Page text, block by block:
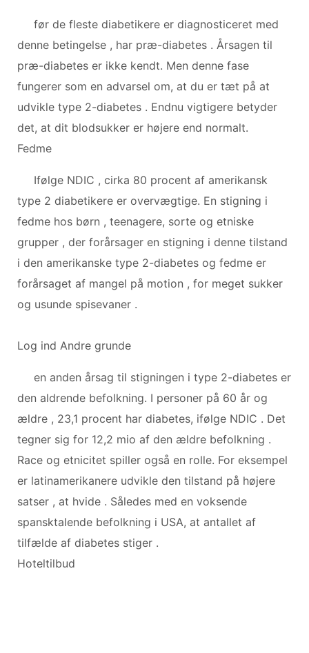
før de fleste diabetikere er diagnosticeret med
denne betingelse , har præ-diabetes . Årsagen til
præ-diabetes er ikke kendt. Men denne fase
fungerer som en advarsel om, at du er tæt på at
udvikle type 2-diabetes . Endnu vigtigere betyder
det, at dit blodsukker er højere end normalt.
Fedme
Ifølge NDIC , cirka 80 procent af amerikansk
type 2 diabetikere er overvægtige. En stigning i
fedme hos børn , teenagere, sorte og etniske
grupper , der forårsager en stigning i denne tilstand
i den amerikanske type 2-diabetes og fedme er
forårsaget af mangel på motion , for meget sukker
og usunde spisevaner .
Log ind Andre grunde
en anden årsag til stigningen i type 2-diabetes er
den aldrende befolkning. I personer på 60 år og
ældre , 23,1 procent har diabetes, ifølge NDIC . Det
tegner sig for 12,2 mio af den ældre befolkning .
Race og etnicitet spiller også en rolle. For eksempel
er latinamerikanere udvikle den tilstand på højere
satser , at hvide . Således med en voksende
spansktalende befolkning i USA, at antallet af
tilfælde af diabetes stiger .
Hoteltilbud